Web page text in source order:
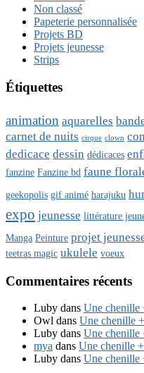
Non classé
Papeterie personnalisée
Projets BD
Projets jeunesse
Strips
Étiquettes
animation aquarelles
carnet de nuits cirque clown
dedicace dessin dédicaces
fanzine Fanzine bd faune
geekopolis gif animé harajuku
expo jeunesse littérature
Manga Peinture projet
teetras magic ukulele voeux
Commentaires récents
Luby dans Une chenille
Owl dans Une chenille
Luby dans Une chenille
mya dans Une chenille
Luby dans Une chenille